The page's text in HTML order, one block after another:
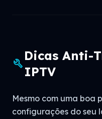
build
Dicas Anti-
IPTV
Mesmo com uma boa
configurações do seu